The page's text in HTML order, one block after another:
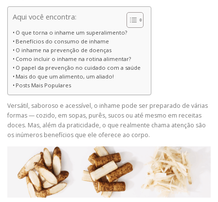
Aqui você encontra:
O que torna o inhame um superalimento?
Benefícios do consumo de inhame
O inhame na prevenção de doenças
Como incluir o inhame na rotina alimentar?
O papel da prevenção no cuidado com a saúde
Mais do que um alimento, um aliado!
Posts Mais Populares
Versátil, saboroso e acessível, o inhame pode ser preparado de várias
formas — cozido, em sopas, purês, sucos ou até mesmo em receitas
doces. Mas, além da praticidade, o que realmente chama atenção são
os inúmeros benefícios que ele oferece ao corpo.